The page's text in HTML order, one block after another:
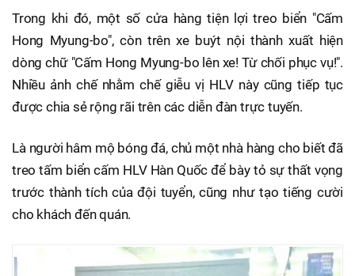
Trong khi đó, một số cửa hàng tiện lợi treo biển "Cấm
Hong Myung-bo", còn trên xe buýt nội thành xuất hiện
dòng chữ "Cấm Hong Myung-bo lên xe! Từ chối phục vụ!".
Nhiều ảnh chế nhằm chế giễu vị HLV này cũng tiếp tục
được chia sẻ rộng rãi trên các diễn đàn trực tuyến.
Là người hâm mộ bóng đá, chủ một nhà hàng cho biết đã
treo tấm biển cấm HLV Hàn Quốc để bày tỏ sự thất vọng
trước thành tích của đội tuyển, cũng như tạo tiếng cười
cho khách đến quán.